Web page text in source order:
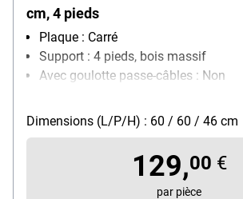
cm, 4 pieds
Plaque : Carré
Support : 4 pieds, bois massif
Avec goulotte passe-câbles : Non
Dimensions (L/P/H) : 60 / 60 / 46 cm
129,00 €
par pièce